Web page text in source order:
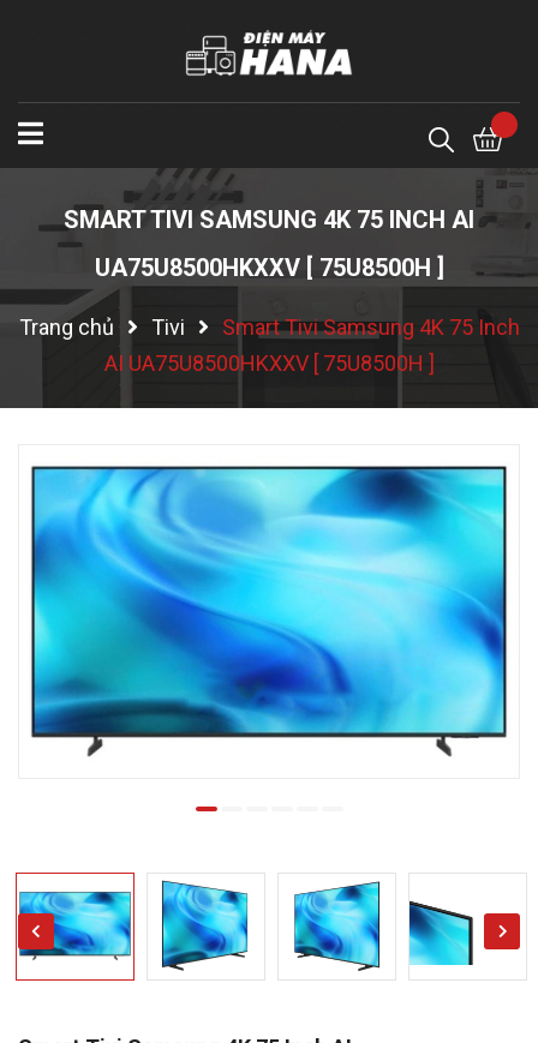
SMART TIVI SAMSUNG 4K 75 INCH AI
UA75U8500HKXXV [ 75U8500H ]
Trang chủ Tivi
Smart Tivi Samsung 4K 75 Inch
AI UA75U8500HKXXV [ 75U8500H ]